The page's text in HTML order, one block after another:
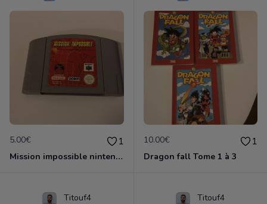
5.00€ 1
Mission impossible nintendo 64
10.00€ 1
Dragon fall Tome 1 à 3
Titouf4 Titouf4